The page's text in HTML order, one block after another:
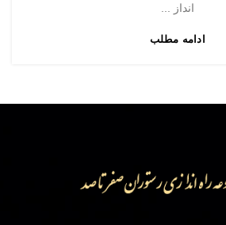
انداز ...
ادامه مطلب